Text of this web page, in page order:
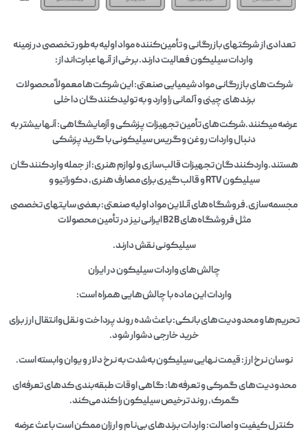
تعدادی از شرکتهای بازرگانی و تأمین‌کننده مواد اولیه به‌طور تخصصی در زمینه
واردات سیلیکون فعالیت دارند. برخی از آنها عبارت‌اند از:
شرکت‌های بازرگانی مواد شیمیایی صنعتی: این شرکت‌ها معمولاً محصولات
برندهای چینی و آلمانی را وارد و به تولیدکنندگان داخلی
عرضه میکنند.شرکت‌های تأمین تجهیزات پزشکی و آزمایشگاهی: آنها بیشتر به
دنبال واردات روغن وگریس سیلیکونی با گرید پزشکی
هستند.واردکنندگان تجهیزات قالب‌سازی و لوازم هنری: از جمله واردکنندگان
سیلیکون RTV و قالب‌گیری برای مصارف هنری، دکوراتیو و
مجسمه‌سازی.فروشگاه‌های آنلاین مواد اولیه صنعتی: بعضی سایتهای تخصصی
مثل فروشگاه‌های B2B ایرانی نیز در تأمین محصولات
سیلیکونی نقش دارند.
چالش‌های واردات سیلیکون در ایران
واردات این ماده با چالش‌هایی همراه است:
تحریم‌ها و محدودیت‌های بانکی: باعث شده روند پرداخت و نقل‌وانتقال ارز برای
خرید خارجی دشوار شود.
نوسان نرخ ارز: قیمت نهایی سیلیکون به‌شدت به نرخ دلار و یوان وابسته است.
محدودیت‌های گمرکی و تعرفه‌ها: گاهی اوقات طبقه‌بندی کدهای تعرفه‌ای
گمرک، روند ترخیص سیلیکون را کند می‌کند.
کنترل کیفیت و اصالت: واردات برندهای بی‌نام و ارزان ممکن است باعث عرضه